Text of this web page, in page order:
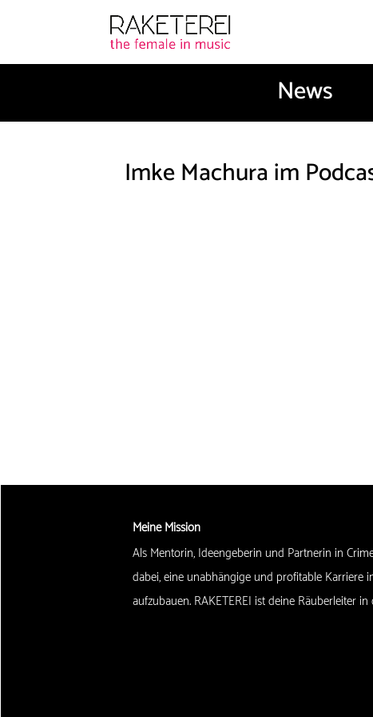
News
Imke Machura im
Meine Mission
Als Mentorin, Ideengeberin und Partnerin in
dabei, eine unabhängige und profitable Karriere
aufzubauen. RAKETEREI ist deine Räuberleiter